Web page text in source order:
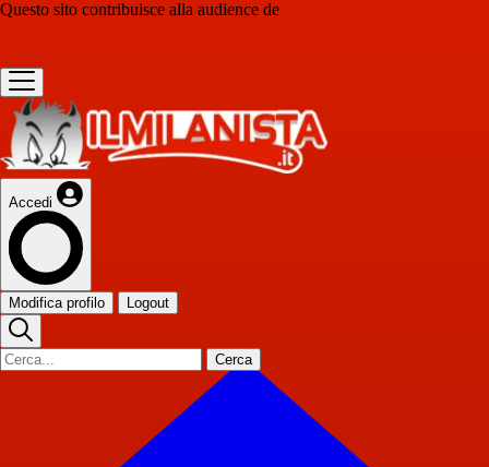
Questo sito contribuisce alla audience de
Accedi
Modifica profilo Logout
Cerca